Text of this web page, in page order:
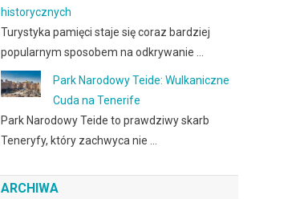
historycznych
Turystyka pamięci staje się coraz bardziej
popularnym sposobem na odkrywanie …
Park Narodowy Teide: Wulkaniczne
Cuda na Tenerife
Park Narodowy Teide to prawdziwy skarb
Teneryfy, który zachwyca nie …
ARCHIWA